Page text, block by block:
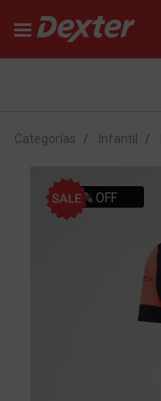
Categorías Infantil
10% OFF